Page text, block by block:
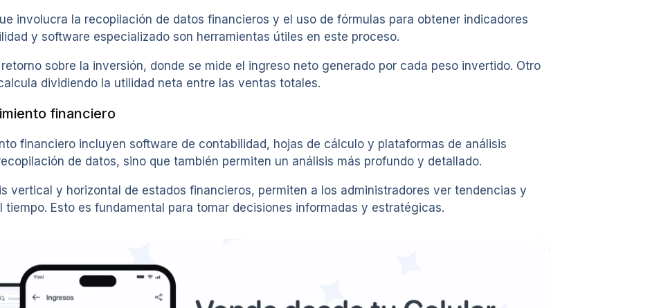
involucra la recopilación de datos financieros y el uso de fórmulas para obtener indicadores
y software especializado son herramientas útiles en este proceso.
sobre la inversión, donde se mide el ingreso neto generado por cada peso invertido. Otro
dividiendo la utilidad neta entre las ventas totales.
financiero
financiero incluyen software de contabilidad, hojas de cálculo y plataformas de análisis
de datos, sino que también permiten un análisis más profundo y detallado.
vertical y horizontal de estados financieros, permiten a los administradores ver tendencias y
Esto es fundamental para tomar decisiones informadas y estratégicas.